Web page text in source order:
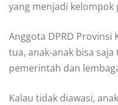
yang menjadi
Anggota DPRD
tua, anak-anak bisa
pemerintah dan
Kalau tidak diawasi,